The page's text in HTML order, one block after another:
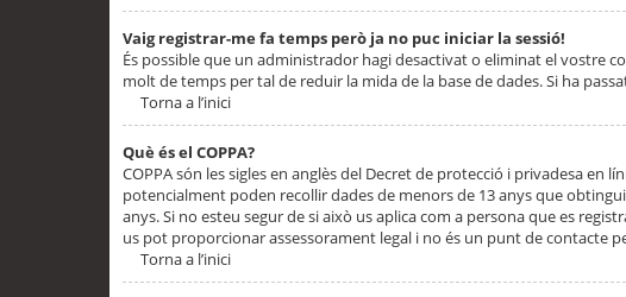
Vaig registrar-me fa temps però ja no puc iniciar la sessió!
És possible que un administrador hagi desactivat o eliminat el vostre
molt de temps per tal de reduir la mida de la base de dades. Si ha
Torna a l’inici
Què és el COPPA?
COPPA són les sigles en anglès del Decret de protecció i privadesa en
potencialment poden recollir dades de menors de 13 anys que
anys. Si no esteu segur de si això us aplica com a persona que es
us pot proporcionar assessorament legal i no és un punt de contacte
Torna a l’inici